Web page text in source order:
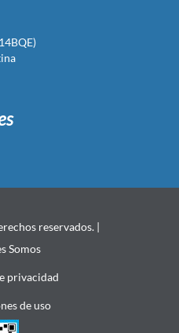
reservados. |
Somos
privacidad
de uso